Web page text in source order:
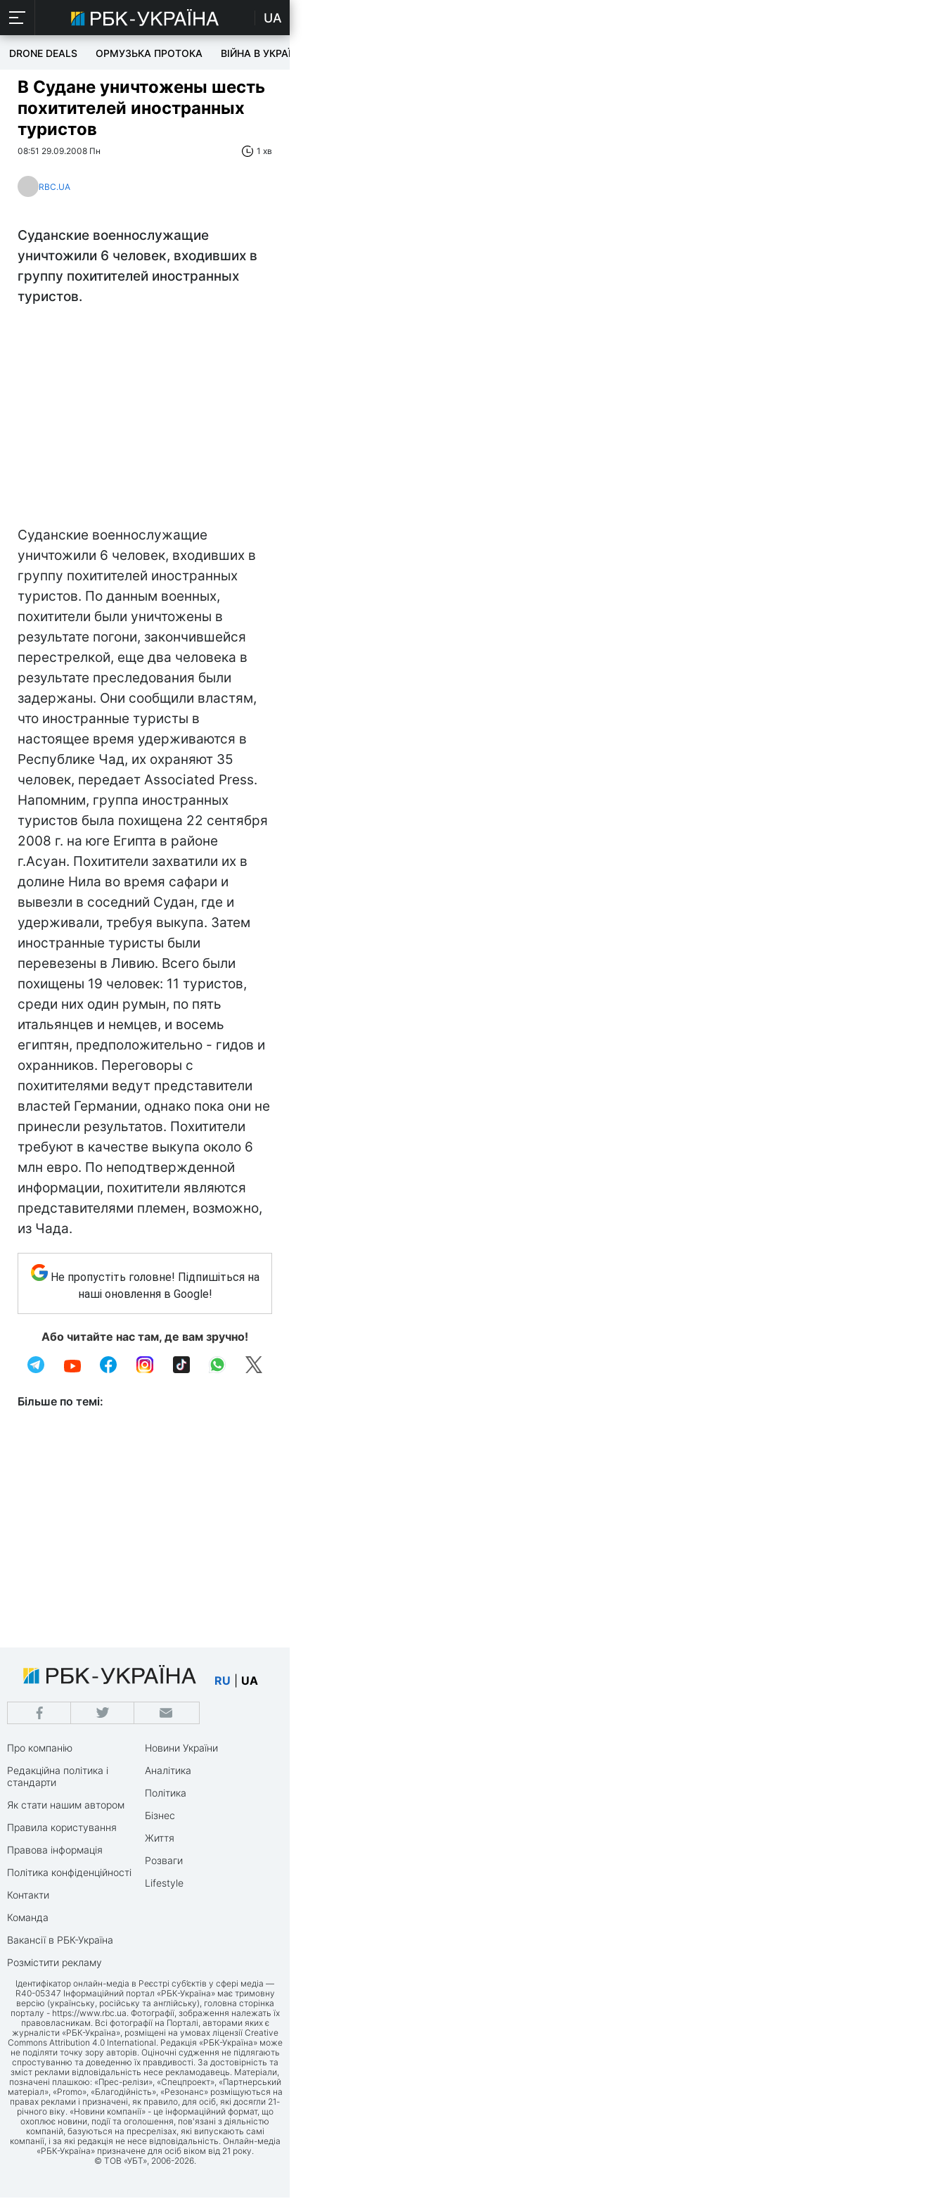
UA
DRONE DEALS ОРМУЗЬКА ПРОТОКА ВІЙНА В УКРАЇНІ
В Судане уничтожены шесть
похитителей иностранных
туристов
08:51 29.09.2008 Пн 1 хв
RBC.UA
Суданские военнослужащие
уничтожили 6 человек, входивших в
группу похитителей иностранных
туристов.
Суданские военнослужащие
уничтожили 6 человек, входивших в
группу похитителей иностранных
туристов. По данным военных,
похитители были уничтожены в
результате погони, закончившейся
перестрелкой, еще два человека в
результате преследования были
задержаны. Они сообщили властям,
что иностранные туристы в
настоящее время удерживаются в
Республике Чад, их охраняют 35
человек, передает Associated Press.
Напомним, группа иностранных
туристов была похищена 22 сентября
2008 г. на юге Египта в районе
г.Асуан. Похитители захватили их в
долине Нила во время сафари и
вывезли в соседний Судан, где и
удерживали, требуя выкупа. Затем
иностранные туристы были
перевезены в Ливию. Всего были
похищены 19 человек: 11 туристов,
среди них один румын, по пять
итальянцев и немцев, и восемь
египтян, предположительно - гидов и
охранников. Переговоры с
похитителями ведут представители
властей Германии, однако пока они не
принесли результатов. Похитители
требуют в качестве выкупа около 6
млн евро. По неподтвержденной
информации, похитители являются
представителями племен, возможно,
из Чада.
Не пропустіть головне! Підпишіться на
наші оновлення в Google!
Або читайте нас там, де вам зручно!
Більше по темі:
RU UA
Про компанію
Редакційна політика і
стандарти
Як стати нашим автором
Правила користування
Правова інформація
Політика конфіденційності
Контакти
Команда
Вакансії в РБК-Україна
Розмістити рекламу
Новини України
Аналітика
Політика
Бізнес
Життя
Розваги
Lifestyle
Ідентифікатор онлайн-медіа в Реєстрі суб’єктів у сфері медіа —
R40-05347 Інформаційний портал «РБК-Україна» має тримовну
версію (українську, російську та англійську), головна сторінка
порталу - https://www.rbc.ua. Фотографії, зображення належать їх
правовласникам. Всі фотографії на Порталі, авторами яких є
журналісти «РБК-Україна», розміщені на умовах ліцензії Creative
Commons Attribution 4.0 International. Редакція «РБК-Україна» може
не поділяти точку зору авторів. Оціночні судження не підлягають
спростуванню та доведенню їх правдивості. За достовірність та
зміст реклами відповідальність несе рекламодавець. Матеріали,
позначені плашкою: «Прес-релізи», «Спецпроект», «Партнерський
матеріал», «Promo», «Благодійність», «Резонанс» розміщуються на
правах реклами і призначені, як правило, для осіб, які досягли 21-
річного віку. «Новини компанії» - це інформаційний формат, що
охоплює новини, події та оголошення, пов'язані з діяльністю
компаній, базуються на пресрелізах, які випускають самі
компанії, і за які редакція не несе відповідальність. Онлайн-медіа
«РБК-Україна» призначене для осіб віком від 21 року.
© ТОВ «УБТ», 2006-2026.